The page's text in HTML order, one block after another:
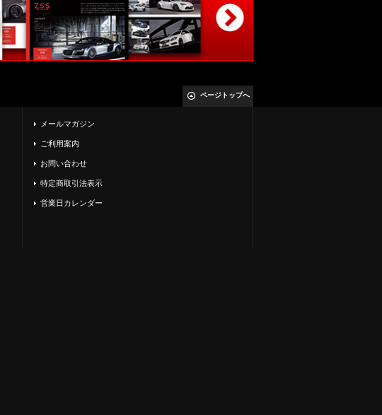
ページトップへ
メールマガジン
ご利用案内
お問い合わせ
特定商取引法表示
営業日カレンダー